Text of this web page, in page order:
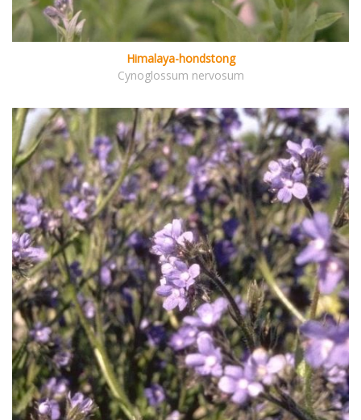
Himalaya-hondstong
Cynoglossum nervosum